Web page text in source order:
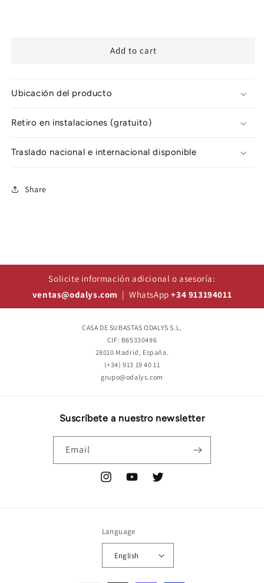
Add to cart
Ubicación del producto
Retiro en instalaciones (gratuito)
Traslado nacional e internacional disponible
Share
Solicite información adicional o asesoría:
ventas@odalys.com | WhatsApp+34 913194011
CASA DE SUBASTAS ODALYS S.L.
CIF: B85330496
28010 Madrid, España.
(+34) 913 19 40 11
grupo@odalys.com
Suscríbete a nuestro newsletter
Email
InstagramYouTubeTwitter
Language
English